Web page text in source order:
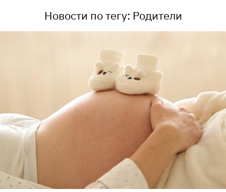
Новости по тегу: Родители